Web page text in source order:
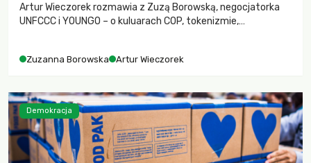
Artur Wieczorek rozmawia z Zuzą Borowską, negocjatorka
UNFCCC i YOUNGO – o kuluarach COP, tokenizmie,
Zuzanna Borowska Artur Wieczorek
Demokracja